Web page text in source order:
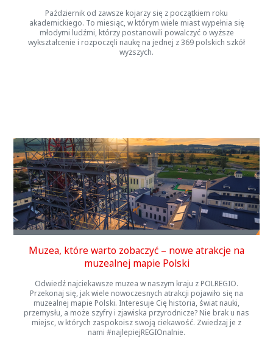
Październik od zawsze kojarzy się z początkiem roku
akademickiego. To miesiąc, w którym wiele miast wypełnia się
młodymi ludźmi, którzy postanowili powalczyć o wyższe
wykształcenie i rozpoczęli naukę na jednej z 369 polskich szkół
wyższych.
Muzea, które warto zobaczyć – nowe atrakcje na
muzealnej mapie Polski
Odwiedź najciekawsze muzea w naszym kraju z POLREGIO.
Przekonaj się, jak wiele nowoczesnych atrakcji pojawiło się na
muzealnej mapie Polski. Interesuje Cię historia, świat nauki,
przemysłu, a może szyfry i zjawiska przyrodnicze? Nie brak u nas
miejsc, w których zaspokoisz swoją ciekawość. Zwiedzaj je z
nami #najlepiejREGIOnalnie.